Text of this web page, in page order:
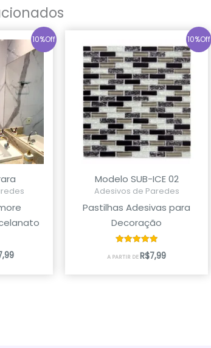
10%Off 10%Off
Modelo SUB-ICE 02
Adesivos de Paredes
Pastilhas Adesivas para
Decoração
Avaliação
5.00
A PARTIR DER$7,99